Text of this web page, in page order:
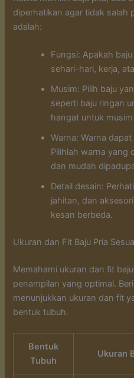
diperhatikan agar tidak salah
adalah:
Fungsi: Apakah
sehari-hari, kerja,
Musim: Pilih baju
seperti baju ringan
hangat untuk
Warna: Warna
Pilihlah warna yang
dan mudah
Detail desain:
jahitan, dan
kesan berbeda.
Ukuran dan Fit Baju Pria
Memahami ukuran dan fit
penampilan yang optimal.
menunjukkan ukuran dan fit
bentuk tubuh.
Bentuk
Tubuh
Ukuran